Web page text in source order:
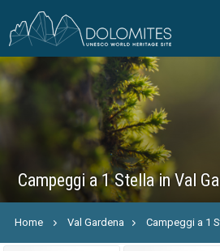
Campeggi a 1 Stella in Val
Home Val Gardena Campeggi a 1